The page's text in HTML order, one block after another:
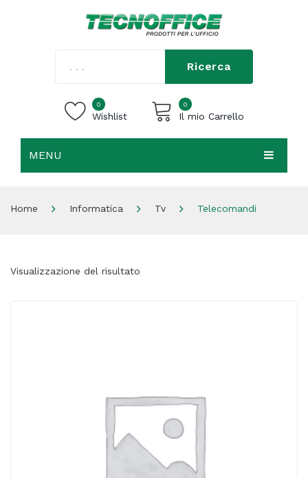
Ricerca
0
Wishlist
0
Il mio Carrello
MENU
CONTATTI
Home Informatica Tv Telecomandi
Visualizzazione del risultato